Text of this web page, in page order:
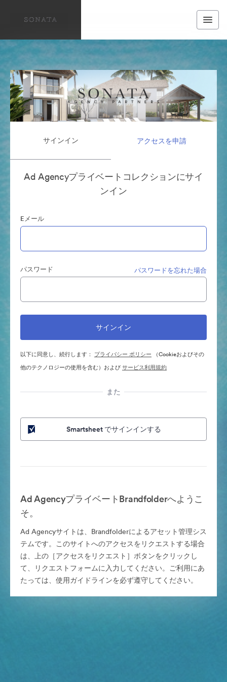
サインイン アクセスを申請
Ad Agencyプライベートコレクションにサイ
ンイン
Eメール
パスワード パスワードを忘れた場合
以下に同意し、続行します： プライバシー ポリシー （Cookieおよびその
他のテクノロジーの使用を含む）およびサービス利用規約
また
Smartsheet でサインインする
Ad AgencyプライベートBrandfolderへようこ
そ。
Ad Agencyサイトは、Brandfolderによるアセット管理シス
テムです。このサイトへのアクセスをリクエストする場合
は、上の［アクセスをリクエスト］ボタンをクリックし
て、リクエストフォームに入力してください。ご利用にあ
たっては、使用ガイドラインを必ず遵守してください。